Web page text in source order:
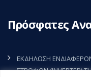
Πρόσφατες
ΕΚΔΗΛΩΣΗ
ΣΤΡΟΦΩΝ (INVERTER)